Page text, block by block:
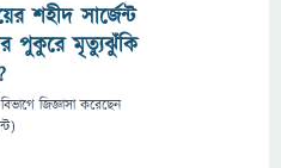
শহীদ সার্জেন্ট
পুকুরে মৃত্যুঝুঁকি
জিজ্ঞাসাকরেছেন